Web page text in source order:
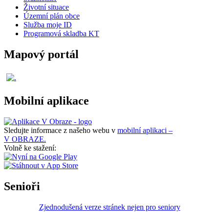
Životní situace
Územní plán obce
Služba moje ID
Programová skladba KT
Mapový portál
Mobilní aplikace
Sledujte informace z našeho webu v mobilní aplikaci –
V OBRAZE.
Volně ke stažení:
Senioři
Zjednodušená verze stránek nejen pro seniory